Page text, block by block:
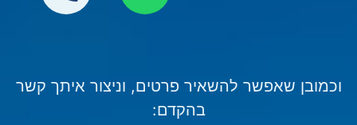
וכמובן שאפשר להשאיר פרטים, וניצור איתך קשר
בהקדם: